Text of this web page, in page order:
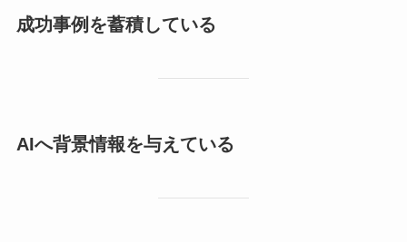
成功事例を蓄積している
AIへ背景情報を与えている